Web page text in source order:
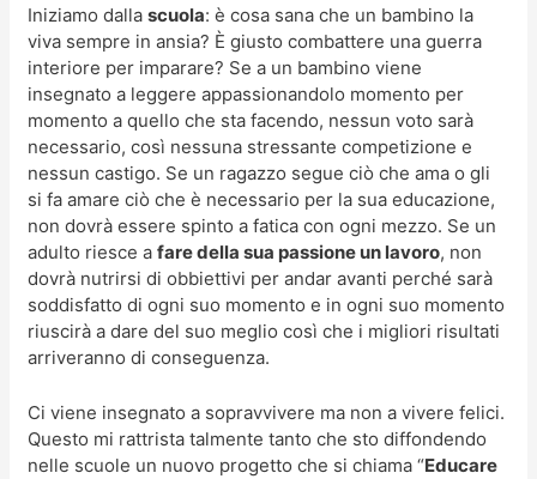
Iniziamo dallascuola: è cosa sana che un bambino la
viva sempre in ansia? È giusto combattere una guerra
interiore per imparare? Se a un bambino viene
insegnato a leggere appassionandolo momento per
momento a quello che sta facendo, nessun voto sarà
necessario, così nessuna stressante competizione e
nessun castigo. Se un ragazzo segue ciò che ama o gli
si fa amare ciò che è necessario per la sua educazione,
non dovrà essere spinto a fatica con ogni mezzo. Se un
adulto riesce afare della sua passione un lavoro, non
dovrà nutrirsi di obbiettivi per andar avanti perché sarà
soddisfatto di ogni suo momento e in ogni suo momento
riuscirà a dare del suo meglio così che i migliori risultati
arriveranno di conseguenza.
Ci viene insegnato a sopravvivere ma non a vivere felici.
Questo mi rattrista talmente tanto che sto diffondendo
nelle scuole un nuovo progetto che si chiama “Educare